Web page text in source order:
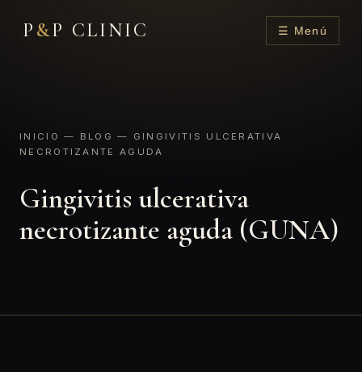
P &P CLINIC ☰ Menú
INICIO — BLOG — GINGIVITIS ULCERATIVA
NECROTIZANTE AGUDA
Gingivitis ulcerativa
necrotizante aguda (GUNA)